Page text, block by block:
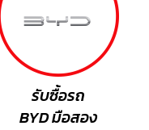
รับซื้อรถ
BYD มือสอง